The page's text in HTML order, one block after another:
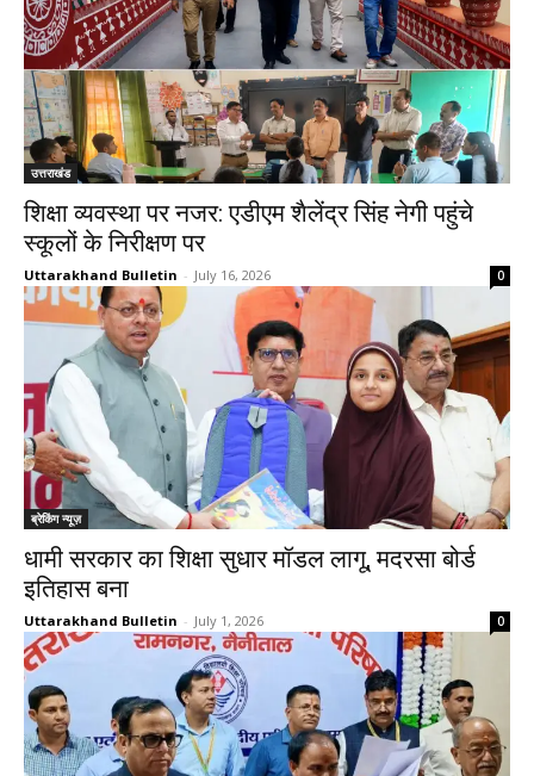
उत्तराखंड
शिक्षा व्यवस्था पर नजर: एडीएम शैलेंद्र सिंह नेगी पहुंचे
स्कूलों के निरीक्षण पर
Uttarakhand Bulletin - July 16, 2026 0
ब्रेकिंग न्यूज़
धामी सरकार का शिक्षा सुधार मॉडल लागू, मदरसा बोर्ड
इतिहास बना
Uttarakhand Bulletin - July 1, 2026 0